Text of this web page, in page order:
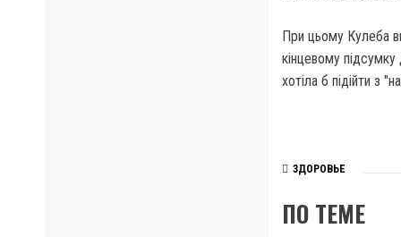
При цьому Кулеба
кінцевому
хотіла б підійти з
ЗДОРОВЬЕ
ПО ТЕМЕ